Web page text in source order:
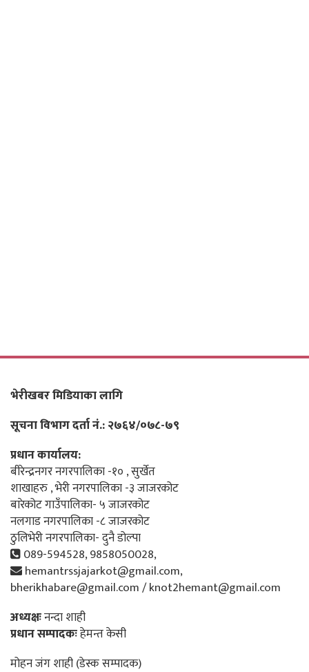
भेरीखबर मिडियाका लागि
सूचना विभाग दर्ता नं.: २७६४/०७८-७९
प्रधान कार्यालय:
बीरेन्द्रनगर नगरपालिका -१० , सुर्खेत
शाखाहरु , भेरी नगरपालिका -३ जाजरकोट
बारेकोट गाउँपालिका- ५ जाजरकोट
नलगाड नगरपालिका -८ जाजरकोट
ठुलिभेरी नगरपालिका- दुनै डोल्पा
089-594528, 9858050028,
hemantrssjajarkot@gmail.com,
bherikhabare@gmail.com / knot2hemant@gmail.com
अध्यक्षःनन्दा शाही
प्रधान सम्पादकःहेमन्त केसी
मोहन जंग शाही (डेस्क सम्पादक)